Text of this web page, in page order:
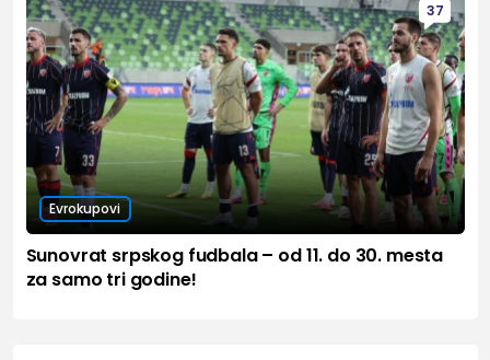
37
Evrokupovi
Sunovrat srpskog fudbala – od 11. do 30. mesta
za samo tri godine!